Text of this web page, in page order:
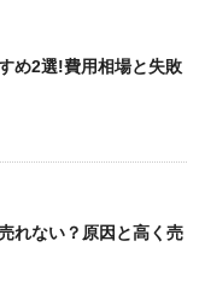
め2選!費用相場と失敗
れない？原因と高く売